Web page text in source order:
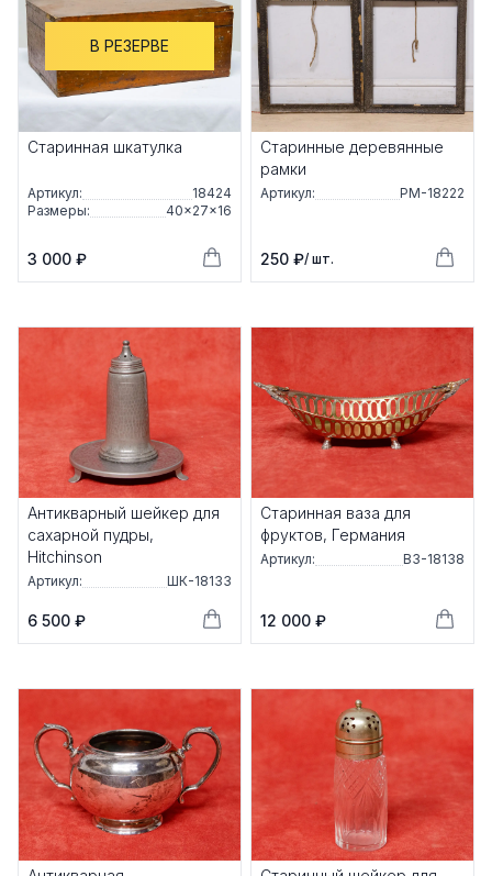
В РЕЗЕРВЕ
Старинная шкатулка
Артикул:
18424
Размеры:
40×27×16
3 000 ₽
Старинные деревянные
рамки
Артикул: РМ-18222
250 ₽/ шт.
Антикварный шейкер для
сахарной пудры,
Hitchinson
Артикул: ШК-18133
6 500 ₽
Старинная ваза для
фруктов, Германия
Артикул: ВЗ-18138
12 000 ₽